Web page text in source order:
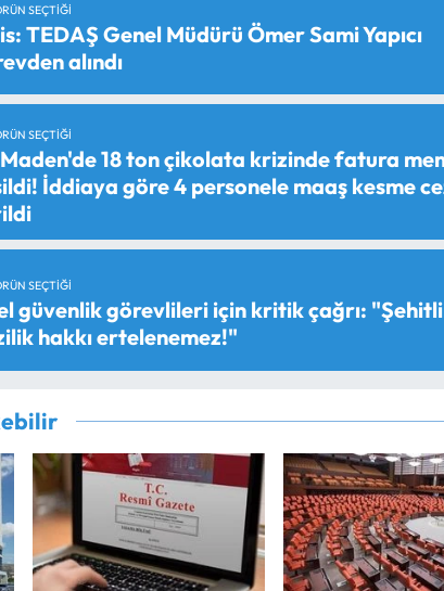
SEÇTIĞI
TEDAŞ Genel Müdürü Ömer Sami Yapıcı
alındı
SEÇTIĞI
18 ton çikolata krizinde fatura
İddiaya göre 4 personele maaş kesme
SEÇTIĞI
güvenlik görevlileri için kritik çağrı:
hakkı ertelenemez!"